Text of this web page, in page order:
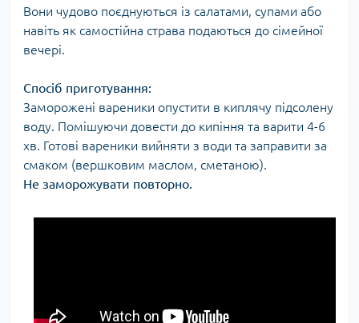
Вони чудово поєднуються із салатами, супами або
навіть як самостійна страва подаються до сімейної
вечері.
Спосіб приготування:
Заморожені вареники опустити в киплячу підсолену
воду. Помішуючи довести до кипіння та варити 4-6
хв. Готові вареники вийняти з води та заправити за
смаком (вершковим маслом, сметаною).
Не заморожувати повторно.